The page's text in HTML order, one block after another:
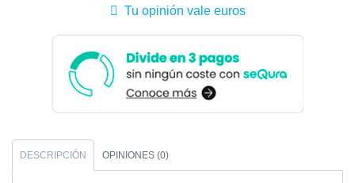
Tu opinión vale euros
DESCRIPCIÓN OPINIONES (0)